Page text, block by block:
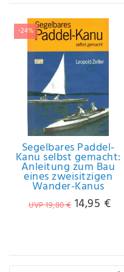
IHRE E-MAIL ADRESSE
ANMERKUNGEN UND FILTERWÜNSCHE
Hiermit
bestätige
ich, dass
ich die
Daten­
schutz­
-24%
Segelbares Paddel-
Kanu selbst gemacht:
Anleitung zum Bau
eines zweisitzigen
Wander-Kanus
UVP 19,80 € 14,95 €